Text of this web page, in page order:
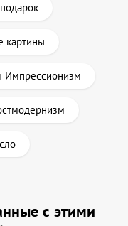
картины
Импрессионизм
с этими